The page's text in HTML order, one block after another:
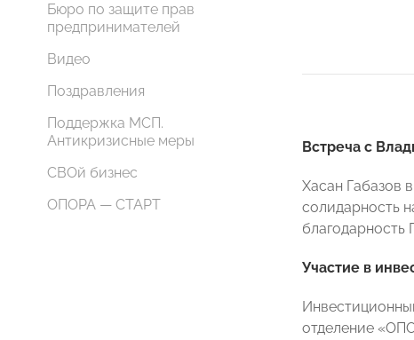
Бюро по защите прав
предпринимателей
Видео
Поздравления
Поддержка МСП.
Антикризисные меры
СВОй бизнес
ОПОРА — СТАРТ
Встреча с
Хасан Габазов
солидарность
благодарность
Участие в
отделение